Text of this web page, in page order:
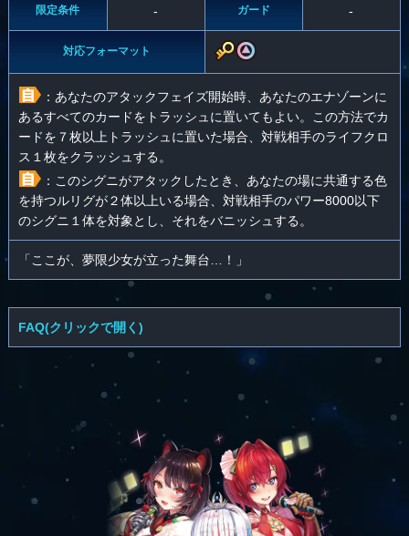
限定条件 - ガード -
対応フォーマット
：あなたのアタックフェイズ開始時、あなたのエナゾーンに
あるすべてのカードをトラッシュに置いてもよい。この方法でカ
ードを７枚以上トラッシュに置いた場合、対戦相手のライフクロ
ス１枚をクラッシュする。
：このシグニがアタックしたとき、あなたの場に共通する色
を持つルリグが２体以上いる場合、対戦相手のパワー8000以下
のシグニ１体を対象とし、それをバニッシュする。
「ここが、夢限少女が立った舞台…！」
FAQ(クリックで開く)